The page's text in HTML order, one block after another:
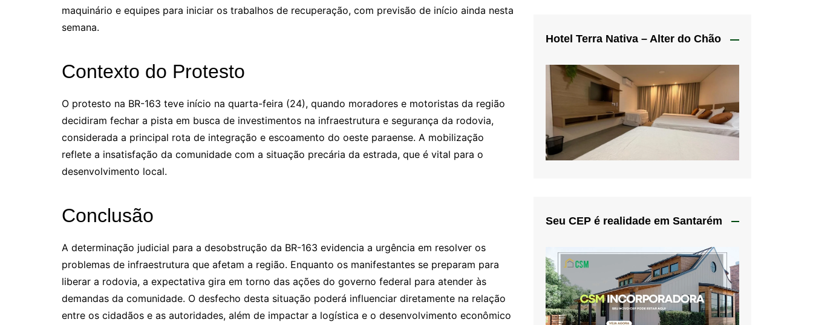
maquinário e equipes para iniciar os trabalhos de recuperação, com previsão de início ainda nesta
semana.
Contexto do Protesto
O protesto na BR-163 teve início na quarta-feira (24), quando moradores e motoristas da região
decidiram fechar a pista em busca de investimentos na infraestrutura e segurança da rodovia,
considerada a principal rota de integração e escoamento do oeste paraense. A mobilização
reflete a insatisfação da comunidade com a situação precária da estrada, que é vital para o
desenvolvimento local.
Conclusão
A determinação judicial para a desobstrução da BR-163 evidencia a urgência em resolver os
problemas de infraestrutura que afetam a região. Enquanto os manifestantes se preparam para
liberar a rodovia, a expectativa gira em torno das ações do governo federal para atender às
demandas da comunidade. O desfecho desta situação poderá influenciar diretamente na relação
entre os cidadãos e as autoridades, além de impactar a logística e o desenvolvimento econômico
Hotel Terra Nativa – Alter do Chão
Seu CEP é realidade em Santarém